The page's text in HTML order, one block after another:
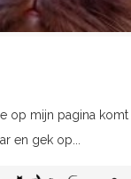
op mijn pagina komt
en gek op...